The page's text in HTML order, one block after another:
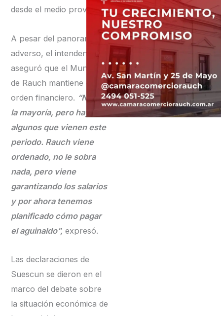
desde el medio provincial.
A pesar del panorama
adverso, el intendente
aseguró que el Municipio
de Rauch mantiene cierto
orden financiero. “No son
la mayoría, pero hay
algunos que vienen este
periodo. Rauch viene
ordenado, no le sobra
nada, pero viene
garantizando los salarios
y por ahora tenemos
planificado cómo pagar
el aguinaldo”, expresó.
Las declaraciones de
Suescun se dieron en el
marco del debate sobre
la situación económica de